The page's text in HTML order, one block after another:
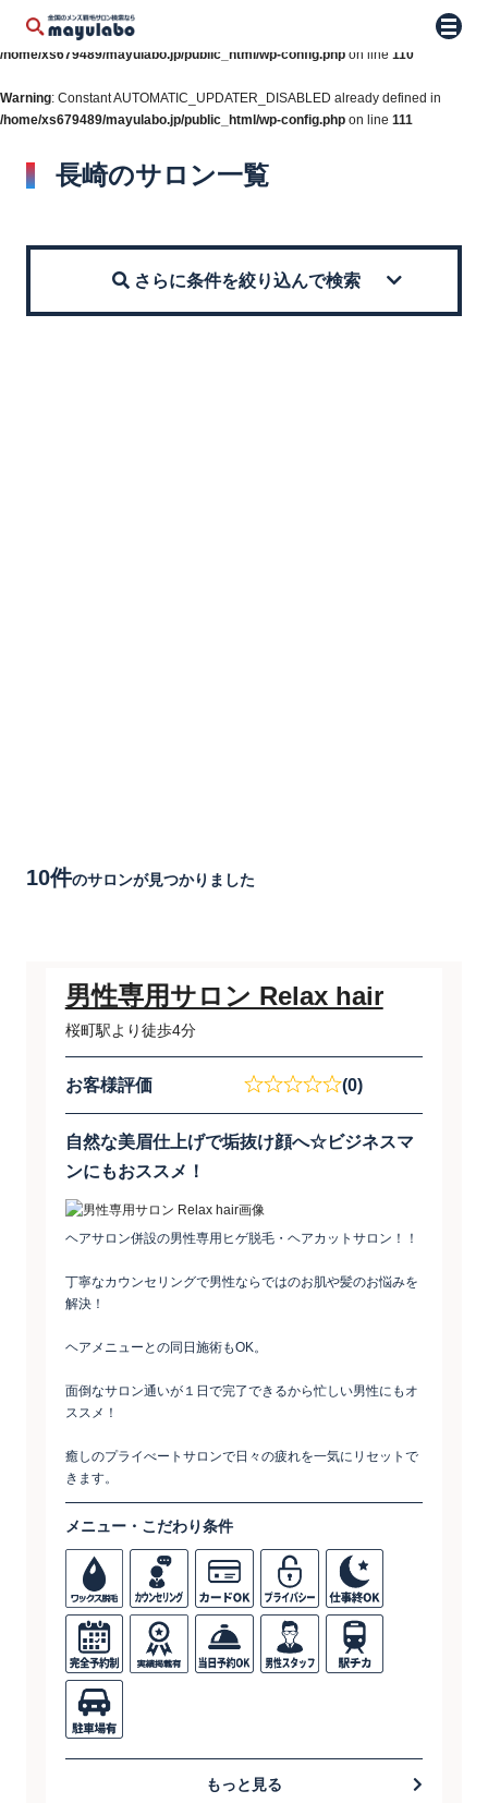
Warning: Constant WP_AUTO_UPDATE_CORE already defined in
/home/xs679489/mayulabo.jp/public_html/wp-config.php on line 110
Warning: Constant AUTOMATIC_UPDATER_DISABLED already defined in
/home/xs679489/mayulabo.jp/public_html/wp-config.php on line 111
メニ
長崎のサロン一覧
さらに条件を絞り込んで検索
10件のサロンが見つかりました
男性専用サロン Relax hair
桜町駅より徒歩4分
お客様評価 (0)
自然な美眉仕上げで垢抜け顔へ☆ビジネスマ
ンにもおススメ！
ヘアサロン併設の男性専用ヒゲ脱毛・ヘアカットサロン！！
丁寧なカウンセリングで男性ならではのお肌や髪のお悩みを
解決！
ヘアメニューとの同日施術もOK。
面倒なサロン通いが１日で完了できるから忙しい男性にもオ
ススメ！
癒しのプライべートサロンで日々の疲れを一気にリセットで
きます。
メニュー・こだわり条件
もっと見る